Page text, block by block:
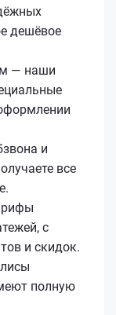
дешёвое
— наши
и
все
с
и скидок.
полную